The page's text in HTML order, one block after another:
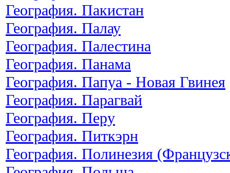
География. Пакистан
География. Палау
География. Палестина
География. Панама
География. Папуа - Новая Гвинея
География. Парагвай
География. Перу
География. Питкэрн
География. Полинезия